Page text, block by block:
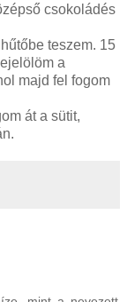
csokoládés
teszem. 15
a
majd fel fogom
át a sütit,